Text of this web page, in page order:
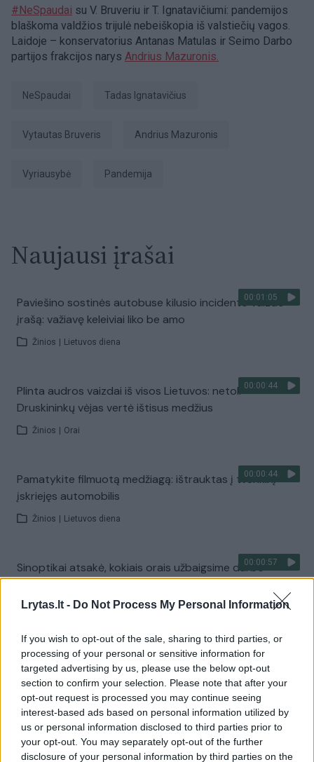
Lrytas.lt - Do Not Process My Personal Information
If you wish to opt-out of the sale, sharing to third parties, or
processing of your personal or sensitive information for
targeted advertising by us, please use the below opt-out
section to confirm your selection. Please note that after your
opt-out request is processed you may continue seeing
interest-based ads based on personal information utilized by
us or personal information disclosed to third parties prior to
your opt-out. You may separately opt-out of the further
disclosure of your personal information by third parties on the
#NeSpaudai su V. Bruveriu ir T. Ignatavičiumi: pandemijos
blaškoma valdžios trijulė nebeiškopia iš valstiečių vagos.
Laidoje – konservatorius Antanas Matulas ir Seimo Darbo
partijos frakcijos narys Andrius Mazuronis.
NeSpaudai Tadas Ignatavičius
Vytautas Bruveris Andrius Mazuronis
Vyriausybė pandemija
Naujausi įrašai
00:01:05
Paviešino sostinės autobuse kilusio incidento vaizdo
įrašą: važiavę keleiviai liko be amo
Žinios Lietuvos diena
00:00:44
Plinta audros vaizdai iš visos Lietuvos: netoli
Druskininkų vėjas vertė ištisus medžius
Žinios Orai
00:00:44
Pamatykite filmuotą medžiagą: ištrauktas į tvenkinį
įskriejęs automobilis
Žinios Lietuvos diena
00:00:57
Sinoptikai atsakė, kokiais orais užbaigsime darbo
Žinios | Orai
Visi įrašai
Žiūrimiausi įrašai